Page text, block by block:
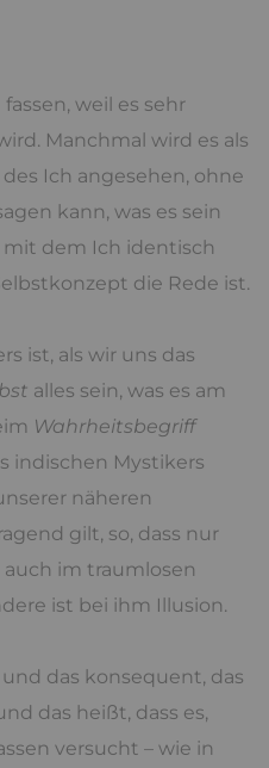
weil es sehr
Manchmal wird es als
Ich angesehen, ohne
kann, was es sein
mit dem Ich identisch
die Rede ist.
ist, als wir uns das
alles sein, was es am
Wahrheitsbegriff
indischen Mystikers
näheren
gilt, so, dass nur
auch im traumlosen
ist bei ihm Illusion.
das konsequent, das
das heißt, dass es,
versucht – wie in